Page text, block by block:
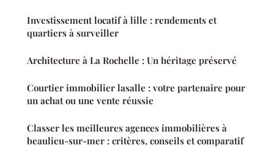
Investissement locatif à lille : rendements et
quartiers à surveiller
Architecture à La Rochelle : Un héritage préservé
Courtier immobilier lasalle : votre partenaire pour
un achat ou une vente réussie
Classer les meilleures agences immobilières à
beaulieu-sur-mer : critères, conseils et comparatif